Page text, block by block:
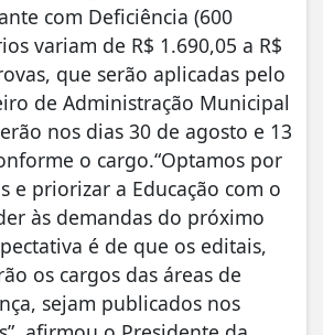
com Deficiência (600
variam de R$ 1.690,05 a R$
que serão aplicadas pelo
de Administração Municipal
nos dias 30 de agosto e 13
o cargo.“Optamos por
e priorizar a Educação com o
às demandas do próximo
é de que os editais,
os cargos das áreas de
sejam publicados nos